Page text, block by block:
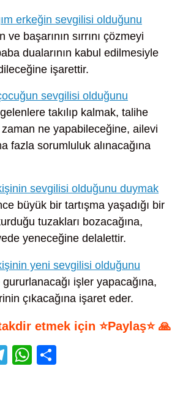
erkeğin sevgilisi olduğunu
ve başarının sırrını çözmeyi
dualarının kabul edilmesiyle
işarettir.
sevgilisi olduğunu
takılıp kalmak, talihe
zaman ne yapabileceğine, ailevi
fazla sorumluluk alınacağına
sevgilisi olduğunu duymak
büyük bir tartışma yaşadığı bir
tuzakları bozacağına,
yeneceğine delalettir.
yeni sevgilisi olduğunu
işler yapacağına,
çıkacağına işaret eder.
etmek için ⭐Paylaş⭐ 🙏
T
W